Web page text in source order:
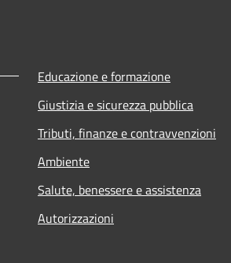
Educazione e formazione
Giustizia e sicurezza pubblica
Tributi, finanze e contravvenzioni
Ambiente
Salute, benessere e assistenza
Autorizzazioni